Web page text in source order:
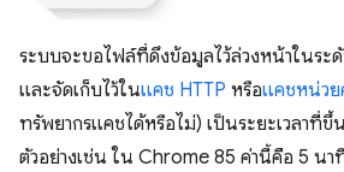
ระบบจะขอไฟล์ที่ดึงข้อมูลไว้ล่วงหน้าในระ
และจัดเก็บไว้ในแคช HTTP หรือแคชหน่วย
ทรัพยากรแคชได้หรือไม่) เป็นระยะเวลาที่ขึ้
ตัวอย่างเช่น ใน Chrome 85 ค่านี้คือ 5 นา